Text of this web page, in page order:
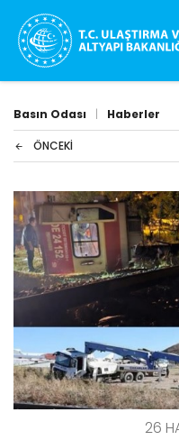
Basın Odası | Haberler
ÖNCEKI
26